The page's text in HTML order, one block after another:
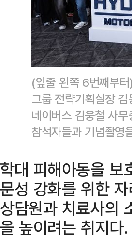
(앞줄 왼쪽 6번째부
그룹 전략기획실장
네이버스 김웅철 사
참석자들과 기념촬
학대 피해아동을 보
문성 강화를 위한
상담원과 치료사의
을 높이려는 취지다.